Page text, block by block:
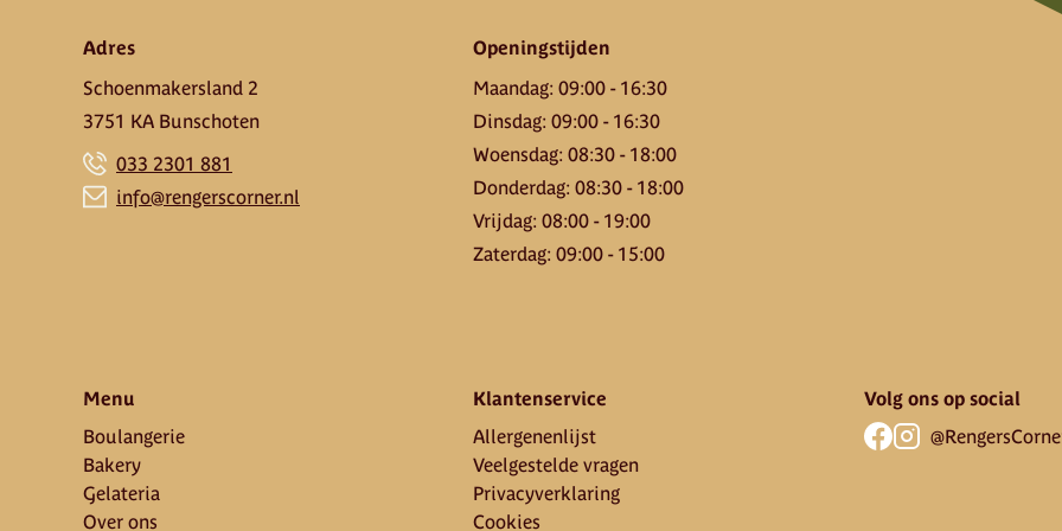
Adres
Schoenmakersland 2
3751 KA Bunschoten
033 2301 881
info@rengerscorner.nl
Openingstijden
Maandag:09:00 - 16:30
Dinsdag:09:00 - 16:30
Woensdag:08:30 - 18:00
Donderdag:08:30 - 18:00
Vrijdag:08:00 - 19:00
Zaterdag:09:00 - 15:00
Menu
Boulangerie
Bakery
Gelateria
Over ons
Klantenservice
Allergenenlijst
Veelgestelde vragen
Privacyverklaring
Cookies
Volg ons op social